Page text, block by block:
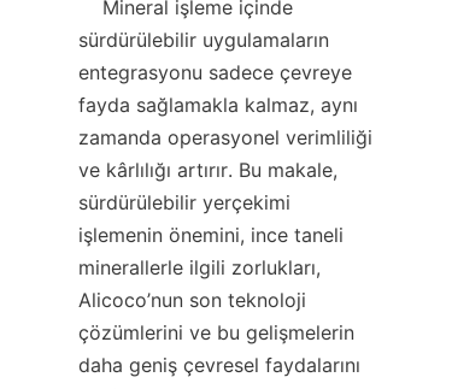
sürdürülebilir uygulamaların
entegrasyonu sadece çevreye
fayda sağlamakla kalmaz, aynı
zamanda operasyonel verimliliği
ve kârlılığı artırır. Bu makale,
sürdürülebilir yerçekimi
işlemenin önemini, ince taneli
minerallerle ilgili zorlukları,
Alicoco’nun son teknoloji
çözümlerini ve bu gelişmelerin
daha geniş çevresel faydalarını